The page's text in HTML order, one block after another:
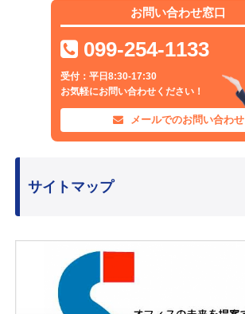
お問い合わせ窓口
099-254-1133
受付：平日8:30-17:30
お気軽にお問い合わせください！
メールでのお問い合わせ
サイトマップ